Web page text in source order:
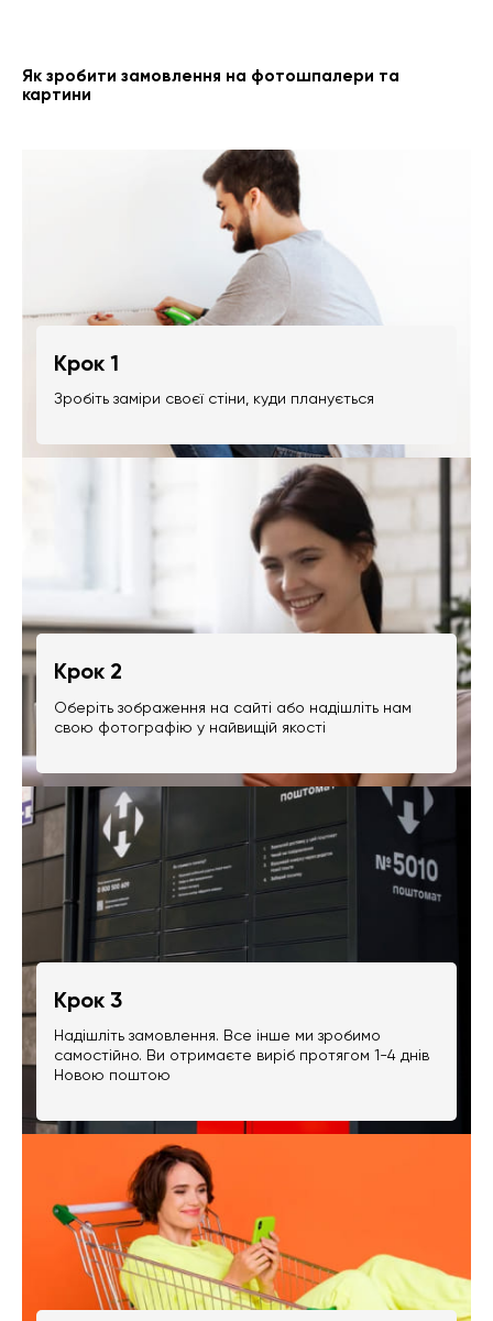
Як зробити замовлення на фотошпалери та
картини
Крок 1
Зробіть заміри своєї стіни, куди планується
Крок 2
Оберіть зображення на сайті або надішліть нам
свою фотографію у найвищій якості
Крок 3
Надішліть замовлення. Все інше ми зробимо
самостійно. Ви отримаєте виріб протягом 1-4 днів
Новою поштою